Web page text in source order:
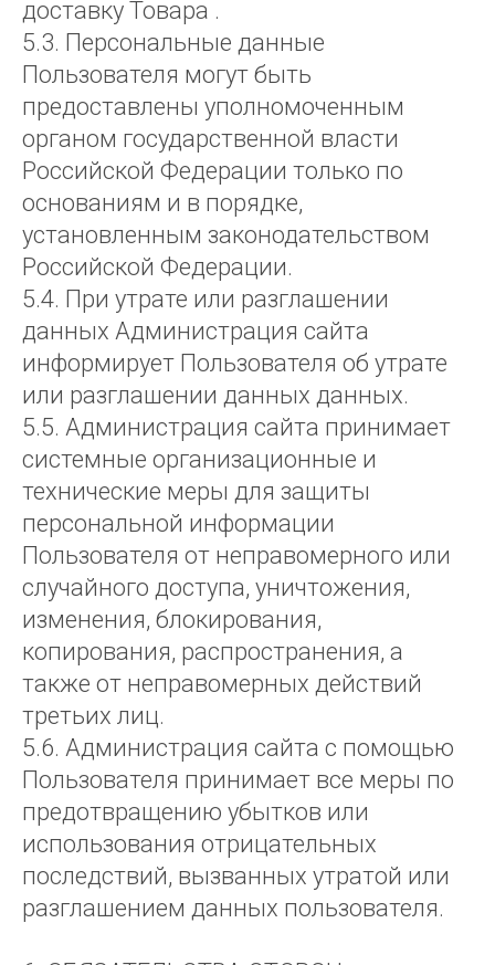
доставку Товара .
5.3. Персональные данные
Пользователя могут быть
предоставлены уполномоченным
органом государственной власти
Российской Федерации только по
основаниям и в порядке,
установленным законодательством
Российской Федерации.
5.4. При утрате или разглашении
данных Администрация сайта
информирует Пользователя об утрате
или разглашении данных данных.
5.5. Администрация сайта принимает
системные организационные и
технические меры для защиты
персональной информации
Пользователя от неправомерного или
случайного доступа, уничтожения,
изменения, блокирования,
копирования, распространения, а
также от неправомерных действий
третьих лиц.
5.6. Администрация сайта с помощью
Пользователя принимает все меры по
предотвращению убытков или
использования отрицательных
последствий, вызванных утратой или
разглашением данных пользователя.